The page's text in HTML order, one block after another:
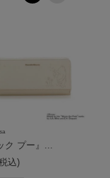
ク プー』...
込)